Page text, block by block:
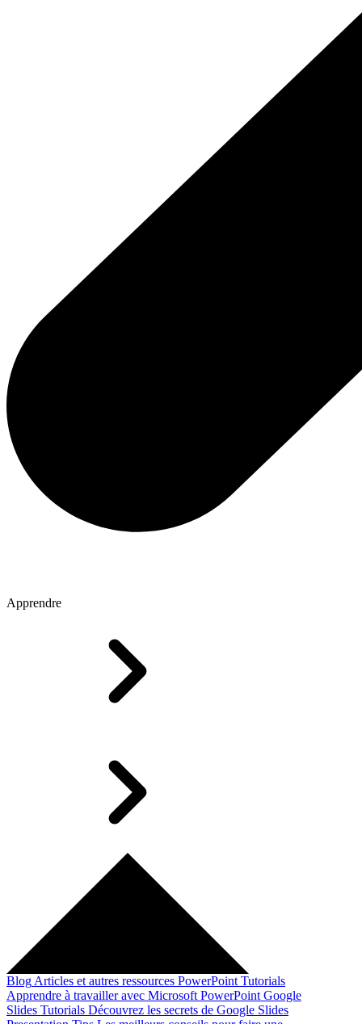
Apprendre
Blog Articles et autres ressources PowerPoint Tutorials
Apprendre à travailler avec Microsoft PowerPoint Google
Slides Tutorials Découvrez les secrets de Google Slides